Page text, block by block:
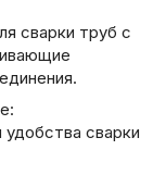
сварки труб с
сварки